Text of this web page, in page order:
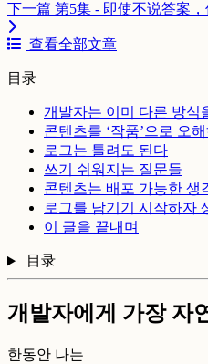
下一篇 第5集 - 即使不说答案
查看全部文章
目录
개발자는 이미 다른 방식
콘텐츠를 ‘작품’으로 오
로그는 틀려도 된다
쓰기 쉬워지는 질문들
콘텐츠는 배포 가능한 생
로그를 남기기 시작하자
이 글을 끝내며
目录
개발자에게 가장 자
한동안 나는